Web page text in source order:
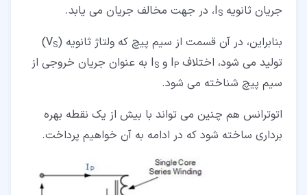
جریان ثانویه I S ، در جهت مخالف جریان می یابد.
بنابراین، در آن قسمت از سیم پیچ که ولتاژ ثانویه (VS
)
تولید می شود، اختلاف I P و I S
به عنوان جریان خروجی از
سیم پیچ شناخته می شود.
اتوترانس هم چنین می تواند با بیش از یک نقطه بهره
برداری ساخته شود که در ادامه به آن خواهیم پرداخت.